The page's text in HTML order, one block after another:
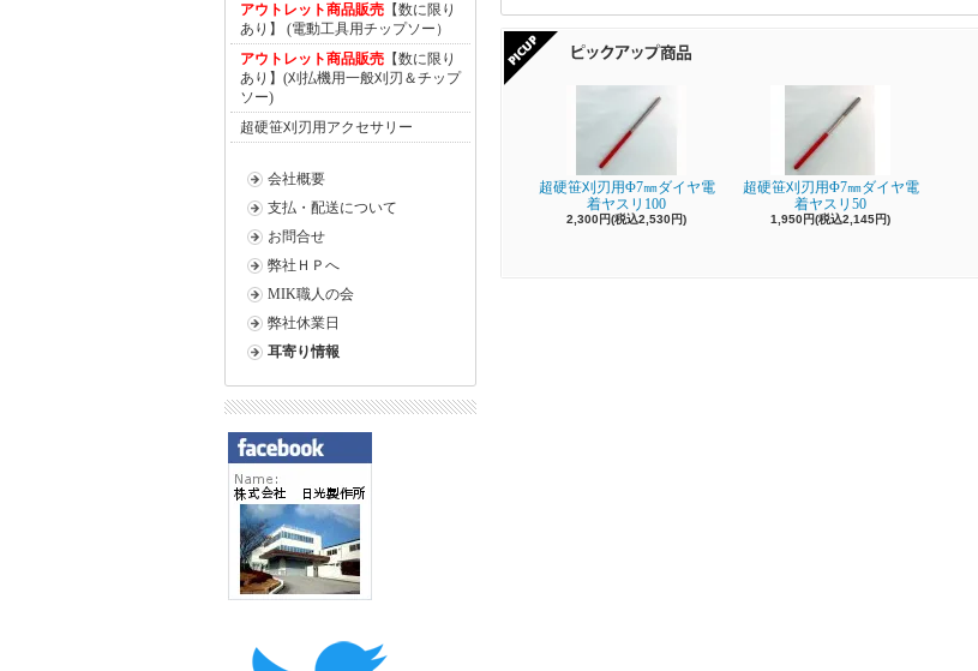
アウトレット商品販売 【数に限り
あり】 (電動工具用チップソー）
アウトレット商品販売 【数に限り
あり】(刈払機用一般刈刃＆チップ
ソー)
超硬笹刈刃用アクセサリー
会社概要
支払・配送について
お問合せ
弊社ＨＰへ
MIK職人の会
弊社休業日
耳寄り情報
超硬笹刈刃用Φ7㎜ダイヤ電
着ヤスリ100
2,300円(税込2,530円)
超硬笹刈刃用Φ7㎜ダイヤ電
着ヤスリ50
1,950円(税込2,145円)